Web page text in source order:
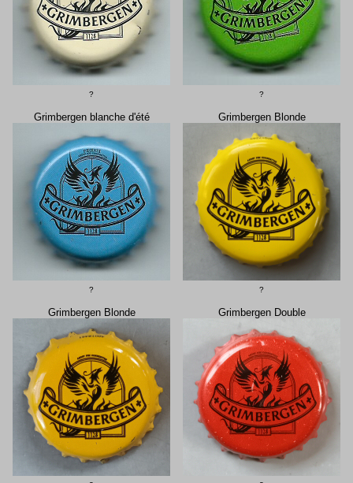
? ?
Grimbergen blanche d'été
?
Grimbergen Blonde
?
Grimbergen Blonde Grimbergen Double